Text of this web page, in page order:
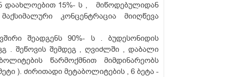
დაახლოებით 15%- ს , მიწოდებულიდან
კონცენტრაცია მიიღწევა
შეადგენს 90%- ს . ბუდესონიდის
. შეწოვის შემდეგ , ღვიძლში , დაბალი
წარმოქმნით მიმდინარეობს
). ძირითადი მეტაბოლიტების , 6 ბეტა -